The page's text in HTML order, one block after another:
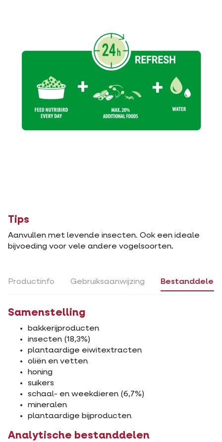
Tips
Aanvullen met levende insecten. Ook een ideale
bijvoeding voor vele andere vogelsoorten.
Productinfo Gebruiksaanwijzing Bestanddelen
Samenstelling
bakkerijproducten
insecten (18,3%)
plantaardige eiwitextracten
oliën en vetten
honing
suikers
schaal- en weekdieren (6,7%)
mineralen
plantaardige bijproducten
Analytische bestanddelen